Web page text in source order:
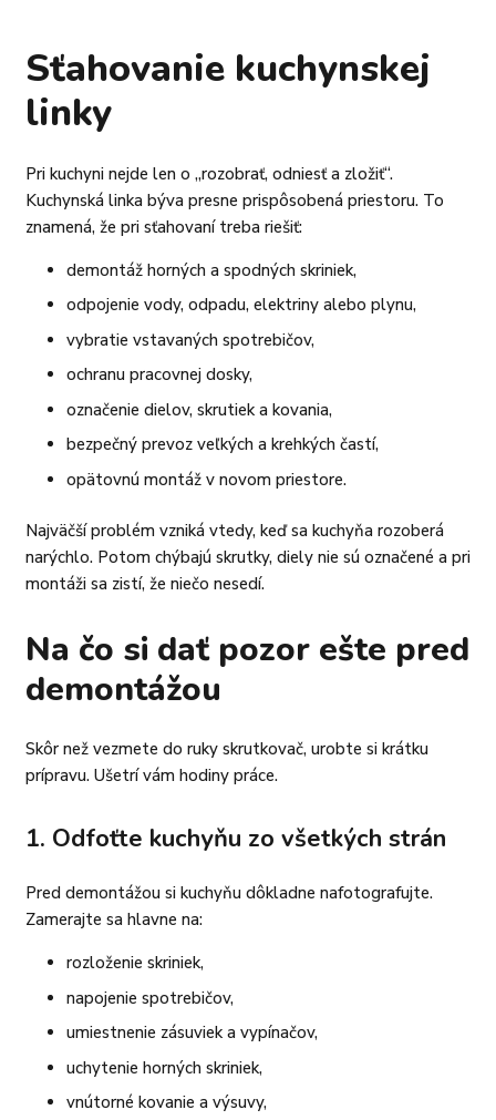
Sťahovanie kuchynskej
linky
Pri kuchyni nejde len o „rozobrať, odniesť a zložiť“.
Kuchynská linka býva presne prispôsobená priestoru. To
znamená, že pri sťahovaní treba riešiť:
demontáž horných a spodných skriniek,
odpojenie vody, odpadu, elektriny alebo plynu,
vybratie vstavaných spotrebičov,
ochranu pracovnej dosky,
označenie dielov, skrutiek a kovania,
bezpečný prevoz veľkých a krehkých častí,
opätovnú montáž v novom priestore.
Najväčší problém vzniká vtedy, keď sa kuchyňa rozoberá
narýchlo. Potom chýbajú skrutky, diely nie sú označené a pri
montáži sa zistí, že niečo nesedí.
Na čo si dať pozor ešte pred
demontážou
Skôr než vezmete do ruky skrutkovač, urobte si krátku
prípravu. Ušetrí vám hodiny práce.
1. Odfoťte kuchyňu zo všetkých strán
Pred demontážou si kuchyňu dôkladne nafotografujte.
Zamerajte sa hlavne na:
rozloženie skriniek,
napojenie spotrebičov,
umiestnenie zásuviek a vypínačov,
uchytenie horných skriniek,
vnútorné kovanie a výsuvy,